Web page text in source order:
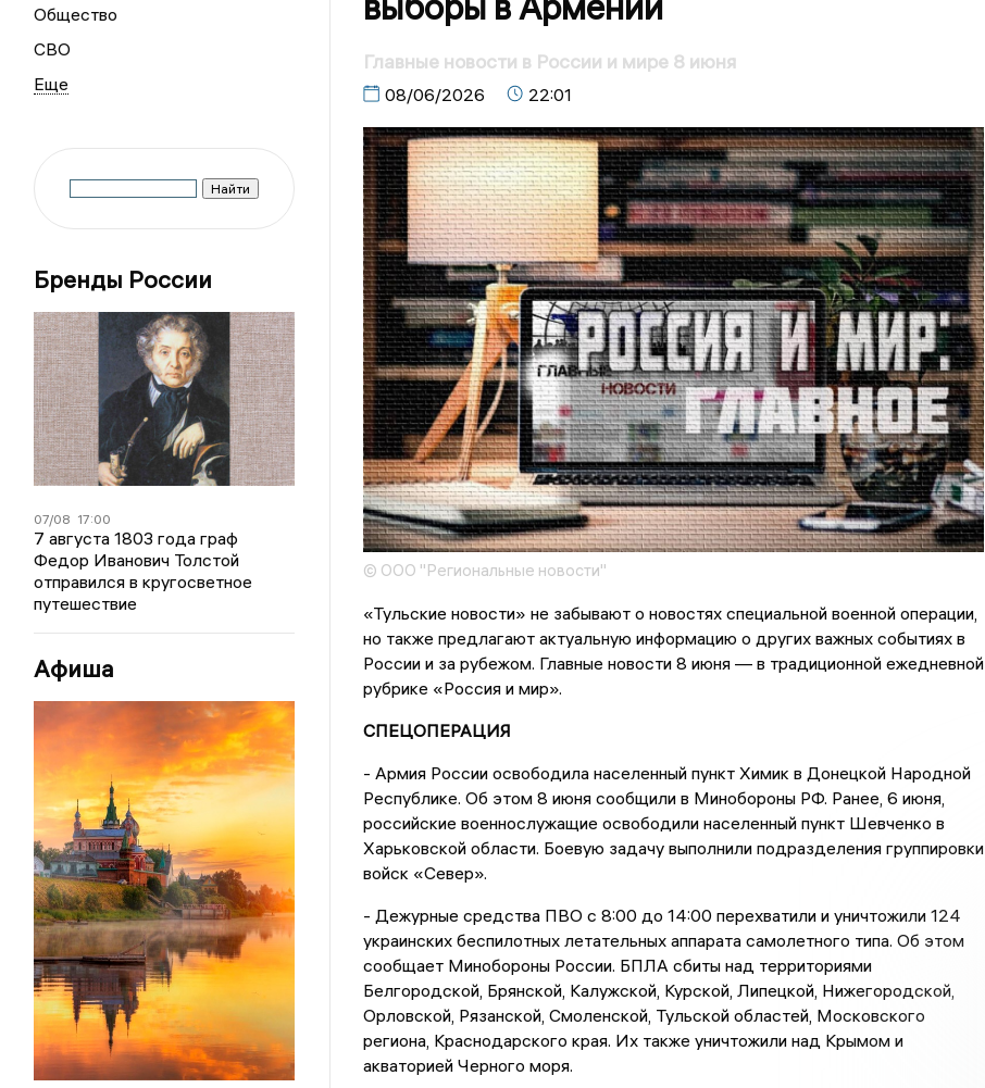
Общество
СВО
Бренды России
07/08 17:00
7 августа 1803 года граф
Федор Иванович Толстой
отправился в кругосветное
путешествие
Афиша
Главные новости в России и мире 8 июня
08/06/2026 22:01
© ООО "Региональные новости"
«Тульские новости» не забывают о новостях специальной военной операции,
но также предлагают актуальную информацию о других важных событиях в
России и за рубежом. Главные новости 8 июня — в традиционной ежедневной
рубрике «Россия и мир».
СПЕЦОПЕРАЦИЯ
- Армия России освободила населенный пункт Химик в Донецкой Народной
Республике. Об этом 8 июня сообщили в Минобороны РФ. Ранее, 6 июня,
российские военнослужащие освободили населенный пункт Шевченко в
Харьковской области. Боевую задачу выполнили подразделения группировки
войск «Север».
- Дежурные средства ПВО с 8:00 до 14:00 перехватили и уничтожили 124
украинских беспилотных летательных аппарата самолетного типа. Об этом
сообщает Минобороны России. БПЛА сбиты над территориями
Белгородской, Брянской, Калужской, Курской, Липецкой, Нижегородской,
Орловской, Рязанской, Смоленской, Тульской областей, Московского
региона, Краснодарского края. Их также уничтожили над Крымом и
акваторией Черного моря.